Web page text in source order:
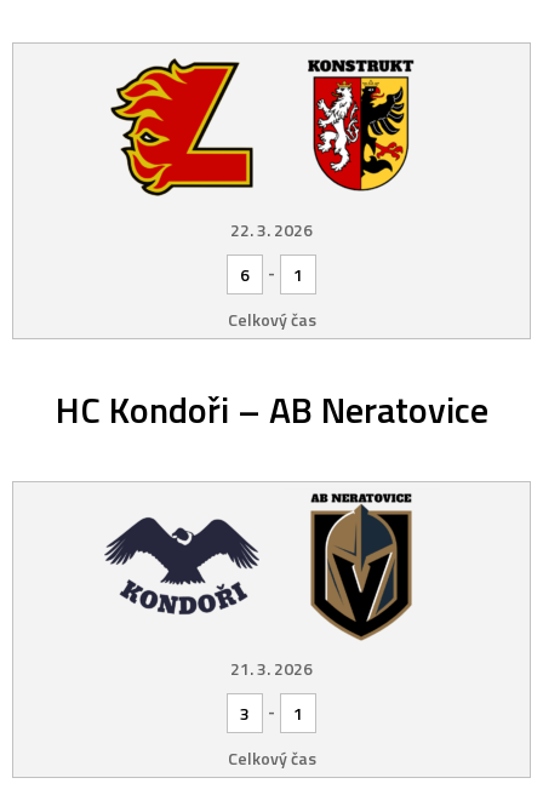
22. 3. 2026
6
-
1
Celkový čas
HC Kondoři – AB Neratovice
21. 3. 2026
3
-
1
Celkový čas